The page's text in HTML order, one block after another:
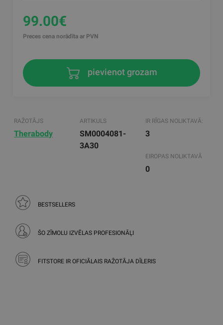
99.00€
Preces cena norādīta ar PVN
pievienot grozam
RAŽOTĀJS
Therabody
ARTIKULS
SM0004081-
3A30
IR RĪGAS NOLIKTAVĀ:
3
EIROPAS NOLIKTAVĀ
0
BESTSELLERS
ŠO ZĪMOLU IZVĒLAS PROFESIONĀĻI
FITSTORE IR OFICIĀLAIS RAŽOTĀJA DĪLERIS